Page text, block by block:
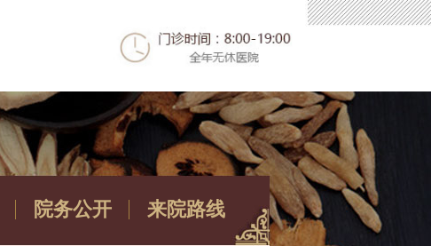
院务公开 来院路线